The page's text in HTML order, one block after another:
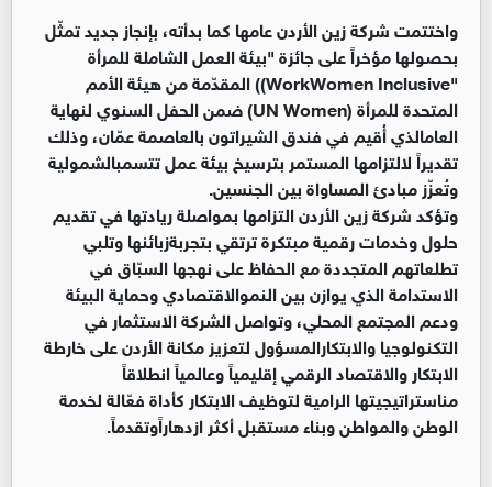
واختتمت شركة زين الأردن عامها كما بدأته، بإنجاز جديد تمثّل
بحصولها مؤخراً على جائزة "بيئة العمل الشاملة للمرأة
"
Women Inclusive
Work)) المقدّمة من هيئة الأمم
المتحدة للمرأة (UN Women) ضمن الحفل السنوي لنهاية
العامالذي أُقيم في فندق الشيراتون بالعاصمة عمّان، وذلك
تقديراً لالتزامها المستمر بترسيخ بيئة عمل تتسمبالشمولية
وتُعزّز مبادئ المساواة بين الجنسين.
وتؤكد شركة زين الأردن التزامها بمواصلة ريادتها في تقديم
حلول وخدمات رقمية مبتكرة ترتقي بتجربةزبائنها وتلبي
تطلعاتهم المتجددة مع الحفاظ على نهجها السبّاق في
الاستدامة الذي يوازن بين النموالاقتصادي وحماية البيئة
ودعم المجتمع المحلي، وتواصل الشركة الاستثمار في
التكنولوجيا والابتكارالمسؤول لتعزيز مكانة الأردن على خارطة
الابتكار والاقتصاد الرقمي إقليمياً وعالمياً انطلاقاً
مناستراتيجيتها الرامية لتوظيف الابتكار كأداة فعّالة لخدمة
الوطن والمواطن وبناء مستقبل أكثر ازدهاراًوتقدماً.